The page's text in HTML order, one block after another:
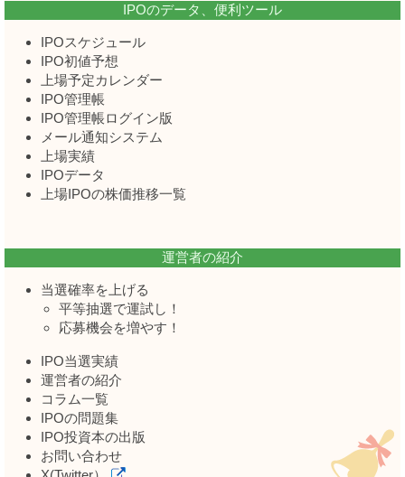
IPOのデータ、便利ツール
IPOスケジュール
IPO初値予想
上場予定カレンダー
IPO管理帳
IPO管理帳ログイン版
メール通知システム
上場実績
IPOデータ
上場IPOの株価推移一覧
運営者の紹介
当選確率を上げる
平等抽選で運試し！
応募機会を増やす！
IPO当選実績
運営者の紹介
コラム一覧
IPOの問題集
IPO投資本の出版
お問い合わせ